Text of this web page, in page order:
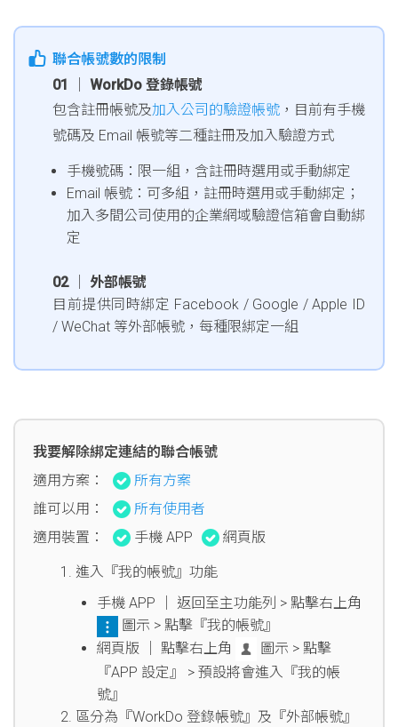
聯合帳號數的限制
01 │ WorkDo 登錄帳號
包含註冊帳號及加入公司的驗證帳號 ，目前有手機
號碼及 Email 帳號等二種註冊及加入驗證方式
手機號碼：限一組，含註冊時選用或手動綁定
Email 帳號：可多組，註冊時選用或手動綁定；
加入多間公司使用的企業網域驗證信箱會自動綁
定
02 │ 外部帳號
目前提供同時綁定 Facebook / Google / Apple ID
/ WeChat 等外部帳號，每種限綁定一組
我要解除綁定連結的聯合帳號
適用方案：
所有方案
誰可以用：
所有使用者
適用裝置：
手機 APP 網頁版
進入『我的帳號』功能
手機 APP │ 返回至主功能列 > 點擊右上角
圖示 > 點擊『我的帳號』
網頁版 │ 點擊右上角
圖示 > 點擊
『APP 設定』 > 預設將會進入『我的帳
號』
區分為『WorkDo 登錄帳號』及『外部帳號』